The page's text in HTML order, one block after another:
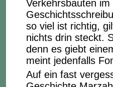
Verkehrsbauten
so viel ist richtig,
nichts drin steckt.
denn es giebt
meint jedenfalls
Auf ein fast